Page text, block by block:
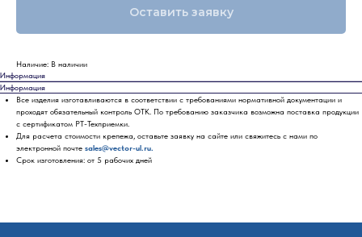
Оставить заявку
Наличие: В наличии
Информация
Информация
Все изделия изготавливаются в соответствии с требованиями нормативной документации и
проходят обязательный контроль ОТК. По требованию заказчика возможна поставка продукции
с сертификатом РТ-Техприемки.
Для расчета стоимости крепежа, оставьте заявку на сайте или свяжитесь с нами по
электронной почте sales@vector-ul.ru.
Срок изготовления: от 5 рабочих дней